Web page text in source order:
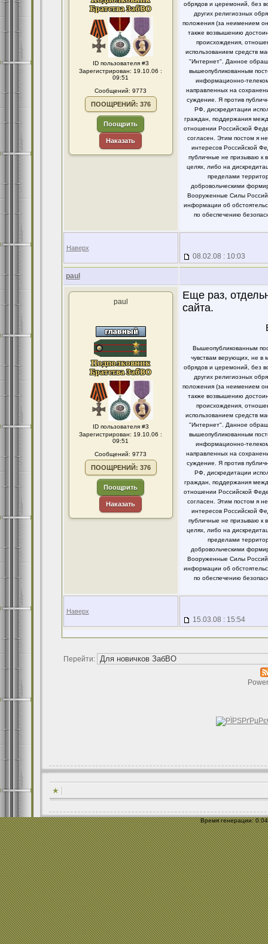
ID пользователя #3
Зарегистрирован: 19.10.06 :
09:51
Сообщений: 9773
ПООЩРЕНИЙ: 376
Поощрить
Наказать
обрядов и церемоний, без
других религиозных
положения (за неимением
также возвышению
происхождения,
использованием средств
"Интернет". Данное
вышеопубликованным
информационно-
направленных на
суждение. Я против
РФ, дискредитации
граждан, поддержания
отношении Российской
согласен. Этим постом я
интересов Российской
публичные не призываю к
целях, либо на
пределами
добровольческими
Вооруженные Силы
информации об
по обеспечению
Наверх
08.02.08 : 10:03
paul
paul
ID пользователя #3
Зарегистрирован: 19.10.06 :
09:51
Сообщений: 9773
ПООЩРЕНИЙ: 376
Поощрить
Наказать
Еще раз,
сайта.
Вышеопубликованным
чувствам верующих, не в
обрядов и церемоний, без
других религиозных
положения (за неимением
также возвышению
происхождения,
использованием средств
"Интернет". Данное
вышеопубликованным
информационно-
направленных на
суждение. Я против
РФ, дискредитации
граждан, поддержания
отношении Российской
согласен. Этим постом я
интересов Российской
публичные не призываю к
целях, либо на
пределами
добровольческими
Вооруженные Силы
информации об
по обеспечению
Наверх
15.03.08 : 15:54
Перейти:
Время генерации: